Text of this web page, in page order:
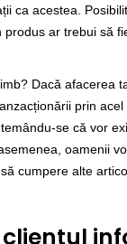
ca acestea.
ar trebui să
Dacă afacerea
prin
se că vor
oamenii
cumpere alte
clientul